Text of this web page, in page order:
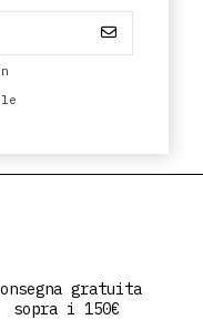
gratuita
sopra i 150€